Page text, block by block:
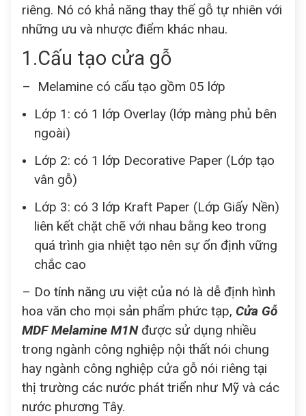
riêng. Nó có khả năng thay thế gỗ tự nhiên với
những ưu và nhược điểm khác nhau.
1.Cấu tạo cửa gỗ
– Melamine có cấu tạo gồm 05 lớp
Lớp 1: có 1 lớp Overlay (lớp màng phủ bên
ngoài)
Lớp 2: có 1 lớp Decorative Paper (Lớp tạo
vân gỗ)
Lớp 3: có 3 lớp Kraft Paper (Lớp Giấy Nền)
liên kết chặt chẽ với nhau bằng keo trong
quá trình gia nhiệt tạo nên sự ổn định vững
chắc cao
– Do tính năng ưu việt của nó là dễ định hình
hoa văn cho mọi sản phẩm phức tạp, Cửa Gỗ
MDF Melamine M1N được sử dụng nhiều
trong ngành công nghiệp nội thất nói chung
hay ngành công nghiệp cửa gỗ nói riêng tại
thị trường các nước phát triển như Mỹ và các
nước phương Tây.